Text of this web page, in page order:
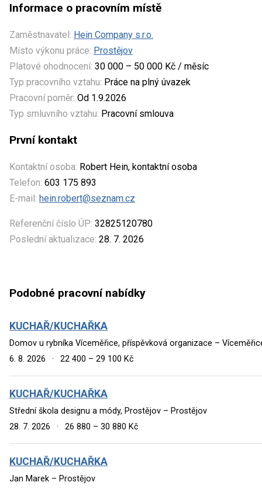
Informace o pracovním místě
Zaměstnavatel: Hein Company s.r.o.
Místo výkonu práce: Prostějov
Platové ohodnocení: 30 000 – 50 000 Kč / měsíc
Typ pracovního vztahu: Práce na plný úvazek
Pracovní poměr: Od 1.9.2026
Typ smluvního vztahu: Pracovní smlouva
První kontakt
Kontaktní osoba: Robert Hein, kontaktní osoba
Telefon: 603 175 893
E-mail: hein.robert@seznam.cz
Referenční číslo ÚP: 32825120780
Poslední aktualizace: 28. 7. 2026
Podobné pracovní nabídky
KUCHAŘ/KUCHAŘKA
Domov u rybníka Víceměřice, příspěvková organizace –
6. 8. 2026
· 22 400 – 29 100 Kč
KUCHAŘ/KUCHAŘKA
Střední škola designu a módy, Prostějov – Prostějov
28. 7. 2026
· 26 880 – 30 880 Kč
KUCHAŘ/KUCHAŘKA
Jan Marek – Prostějov